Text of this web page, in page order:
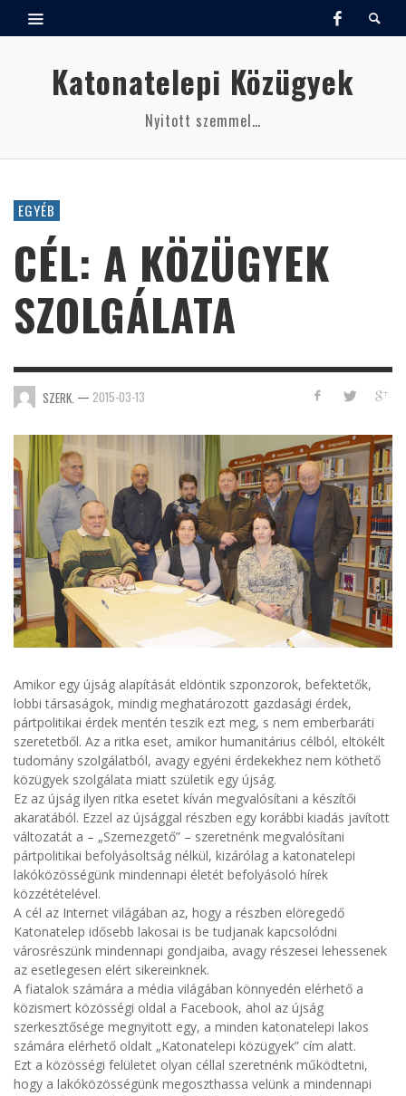
Katonatelepi Közügyek
Nyitott szemmel…
EGYÉB
CÉL: A KÖZÜGYEK
SZOLGÁLATA
SZERK. — 2015-03-13
Amikor egy újság alapítását eldöntik szponzorok, befektetők,
lobbi társaságok, mindig meghatározott gazdasági érdek,
pártpolitikai érdek mentén teszik ezt meg, s nem emberbaráti
szeretetből. Az a ritka eset, amikor humanitárius célból, eltökélt
tudomány szolgálatból, avagy egyéni érdekekhez nem köthető
közügyek szolgálata miatt születik egy újság.
Ez az újság ilyen ritka esetet kíván megvalósítani a készítői
akaratából. Ezzel az újsággal részben egy korábbi kiadás javított
változatát a – „Szemezgető” – szeretnénk megvalósítani
pártpolitikai befolyásoltság nélkül, kizárólag a katonatelepi
lakóközösségünk mindennapi életét befolyásoló hírek
közzétételével.
A cél az Internet világában az, hogy a részben elöregedő
Katonatelep idősebb lakosai is be tudjanak kapcsolódni
városrészünk mindennapi gondjaiba, avagy részesei lehessenek
az esetlegesen elért sikereinknek.
A fiatalok számára a média világában könnyedén elérhető a
közismert közösségi oldal a Facebook, ahol az újság
szerkesztősége megnyitott egy, a minden katonatelepi lakos
számára elérhető oldalt „Katonatelepi közügyek” cím alatt.
Ezt a közösségi felületet olyan céllal szeretnénk működtetni,
hogy a lakóközösségünk megoszthassa velünk a mindennapi